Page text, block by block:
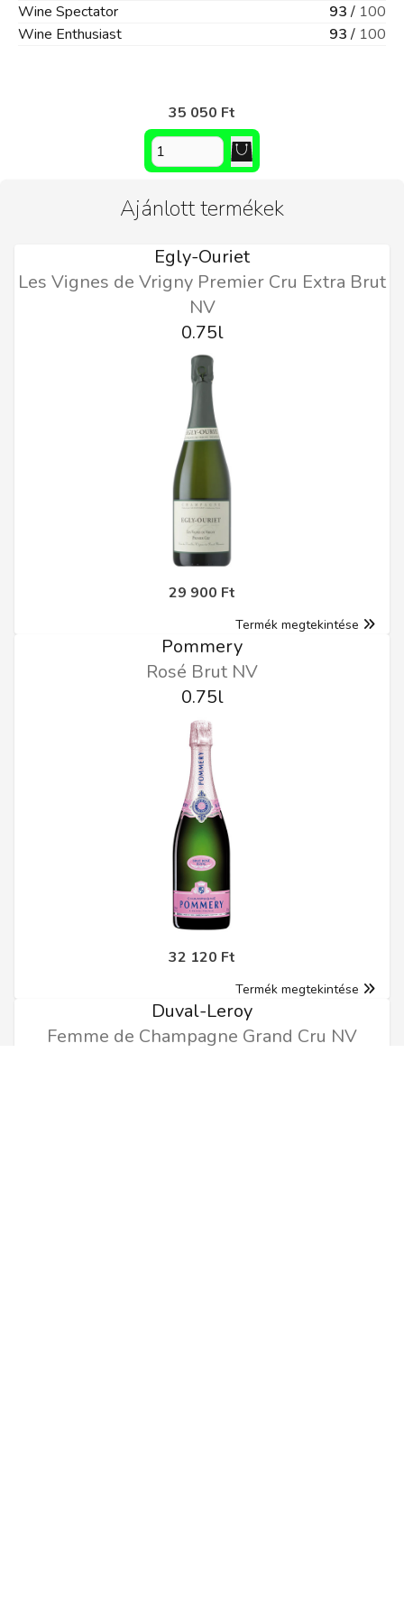
Wine Spectator
93 / 100
Wine Enthusiast
93 / 100
35 050 Ft
Ajánlott termékek
Egly-Ouriet
Les Vignes de Vrigny Premier Cru Extra Brut
NV
0.75l
29 900 Ft
Termék megtekintése
Pommery
Rosé Brut NV
0.75l
32 120 Ft
Termék megtekintése
Duval-Leroy
Femme de Champagne Grand Cru NV